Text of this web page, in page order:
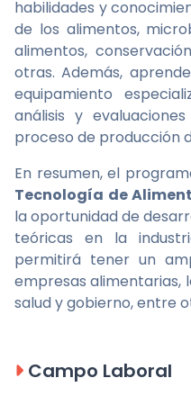
habilidades y
de los alimentos,
alimentos,
otras. Además,
equipamiento
análisis y
proceso de producción
En resumen, el
Tecnología de
la oportunidad de
teóricas en la
permitirá tener un
empresas alimentarias,
salud y gobierno, entre
Campo Laboral